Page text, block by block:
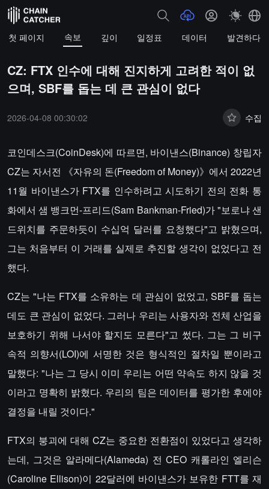
첫 페이지 속보 깊이 일정표 데이터 발견하다
CZ: FTX 인수에 대해 진지하게 고려한 적이 없
으며, SBF를 돕는 데 큰 관심이 없다
2026-04-08 00:30:02 수집
코인데스크(CoinDesk)에 따르면, 바이낸스(Binance) 창립자
CZ는 자서전 《자유의 돈(Freedom of Money)》에서 2022년
11월 바이낸스가 FTX를 인수하려고 시도하기 전의 전화 통
화에서 샘 뱅크먼-프리드(Sam Bankman-Fried)가 "보로냐 샌
드위치를 주문하듯이 수십억 달러를 요청했다"고 밝혔으며,
그는 처음부터 이 거래를 실제로 추진할 생각이 없었다고 전
했다.
CZ는 "나는 FTX를 소유하는 데 관심이 없었고, SBF를 돕는
데도 큰 관심이 없었다. 그러나 우리는 사용자와 전체 산업을
보호하기 위해 나서야 할지도 모른다"고 썼다. 그는 그 비구
속적 의향서(LOI)에 서명한 것은 형식적인 절차일 뿐이라고
말했다: "나는 그 당시 이미 우리는 어떤 약속도 하지 않을 것
이라고 명확히 밝혔다. 우리의 팀은 데이터를 평가한 후에야
결정을 내릴 것이다."
FTX의 붕괴에 대해 CZ는 중요한 전환점이 있었다고 생각하
는데, 그것은 알라메다(Alameda) 전 CEO 캐롤라인 엘리슨
(Caroline Ellison)이 22달러에 바이낸스가 보유한 FTT를 재